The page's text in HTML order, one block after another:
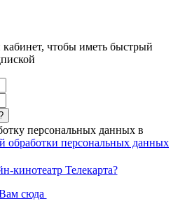
чтобы иметь быстрый
персональных данных в
обработки персональных данных
кинотеатр Телекарта?
сюда